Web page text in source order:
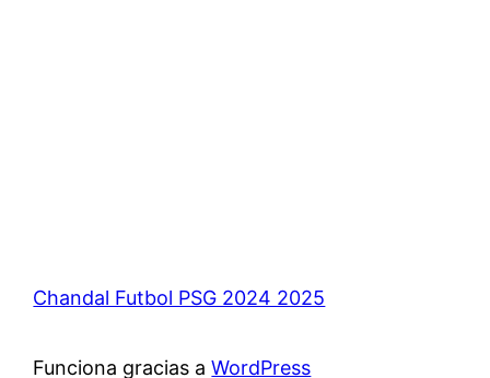
Chandal Futbol PSG 2024 2025
Funciona gracias aWordPress